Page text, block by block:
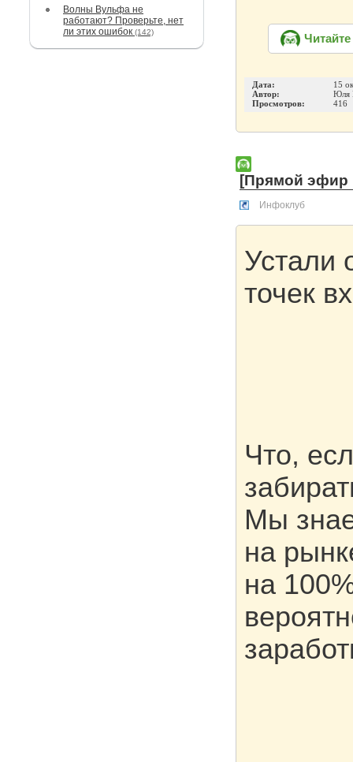
Волны Вульфа не
работают? Проверьте, нет
ли этих ошибок (142)
Дата:
15
Автор:
Юля
Просмотров:
416
[Прямой эфир
Инфоклуб
Устали
точек
Что,
Мы
на
на